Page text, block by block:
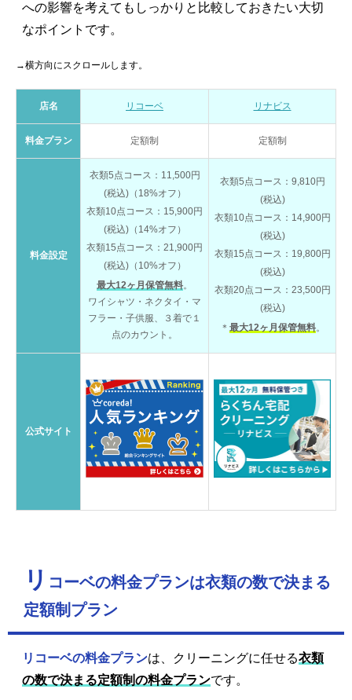
への影響を考えてもしっかりと比較しておきたい大切
なポイントです。
→横方向にスクロールします。
店名 リコーベ リナビス
料金プラン 定額制 定額制
料金設定
衣類5点コース：11,500円
(税込)（18%オフ）
衣類10点コース：15,900円
(税込)（14%オフ）
衣類15点コース：21,900円
(税込)（10%オフ）
最大12ヶ月保管無料。
ワイシャツ・ネクタイ・マ
フラー・子供服、３着で１
点のカウント。
衣類5点コース：9,810円
(税込)
衣類10点コース：14,900円
(税込)
衣類15点コース：19,800円
(税込)
衣類20点コース：23,500円
(税込)
＊ 最大12ヶ月保管無料。
公式サイト
リ コーベの料金プランは衣類の数で決まる
定額制プラン
リコーベの料金プランは、クリーニングに任せる衣類
の数で決まる定額制の料金プランです。